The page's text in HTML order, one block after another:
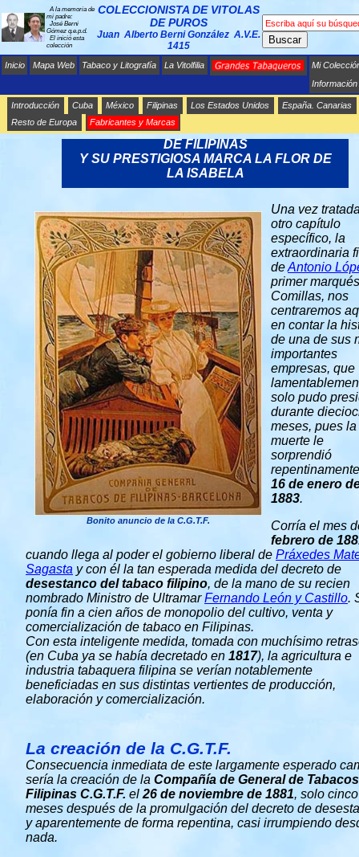
A la memoria de
mi padre:
José Berni
Gómez q.e.p.d.
El inició esta
colección
COLECCIONISTA DE VITOLAS
DE PUROS
Juan Alberto Berni González A.V.E.
1415
Buscar
Inicio Mapa Web Tabaco y Litografía La Vitolfilia
Mi
Información
Introducción Cuba México Filipinas Los Estados Unidos
España. Canarias
Resto de Europa
Fabricantes y Marcas
LA COMPAÑÍA DE GENERAL DE TABACOS
DE FILIPINAS
Y SU PRESTIGIOSA MARCA LA FLOR DE
LA ISABELA
Bonito anuncio de la C.G.T.F.
Una vez
otro capítulo
específico, la
extraordinaria
deAntonio
primer
Comillas, nos
centraremos
en contar la
de una de sus
importantes
empresas, que
solo pudo
durante
meses, pues la
muerte le
sorprendió
16 de enero
1883.
Corría el mes
febrero de
cuando llega al poder el gobierno liberal de Práxedes
Sagasta y con él la tan esperada medida del decreto de
desestanco del tabaco filipino, de la mano de su recien
nombrado Ministro de UltramarFernando León y Castillo.
ponía fin a cien años de monopolio del cultivo, venta y
comercialización de tabaco en Filipinas.
Con esta inteligente medida, tomada con muchísimo
(en Cuba ya se había decretado en 1817), la agricultura e
industria tabaquera filipina se verían notablemente
beneficiadas en sus distintas vertientes de producción,
elaboración y comercialización.
La creación de la C.G.T.F.
Consecuencia inmediata de este largamente esperado
sería la creación de la Compañía de General de
Filipinas C.G.T.F. el 26 de noviembre de 1881, solo cinco
meses después de la promulgación del decreto de
y aparentemente de forma repentina, casi irrumpiendo
nada.